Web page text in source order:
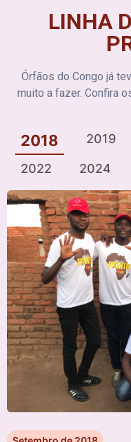
LINHA
Órfãos do Congo já
muito a fazer. Confira
2018 2019
2022 2024